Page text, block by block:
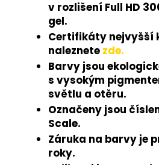
v rozlišení Full HD
gel.
Certifikáty nejvyšší
naleznete zde.
Barvy jsou
s vysokým
světlu a otěru.
Označeny jsou
Scale.
Záruka na barvy je
roky.